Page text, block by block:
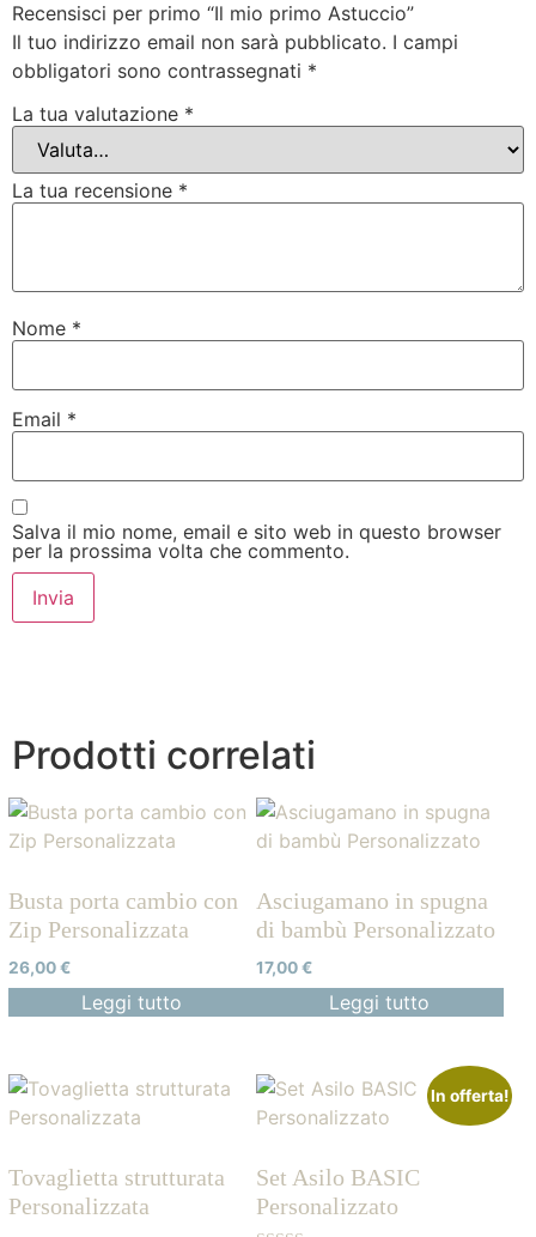
Recensisci per primo “Il mio primo Astuccio”
Il tuo indirizzo email non sarà pubblicato. I campi
obbligatori sono contrassegnati *
La tua valutazione *
La tua recensione *
Nome *
Email *
Salva il mio nome, email e sito web in questo browser
per la prossima volta che commento.
Prodotti correlati
Busta porta cambio con
Zip Personalizzata
26,00€
Leggi tutto
Asciugamano in spugna
di bambù Personalizzato
17,00€
Leggi tutto
Tovaglietta strutturata
Personalizzata
In offerta!
Set Asilo BASIC
Personalizzato